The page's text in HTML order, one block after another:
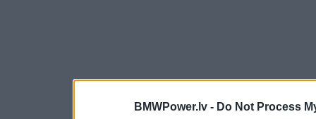
BMWPower.lv - Do Not Process